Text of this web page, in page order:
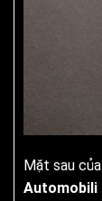
Mặt sau
Automobili